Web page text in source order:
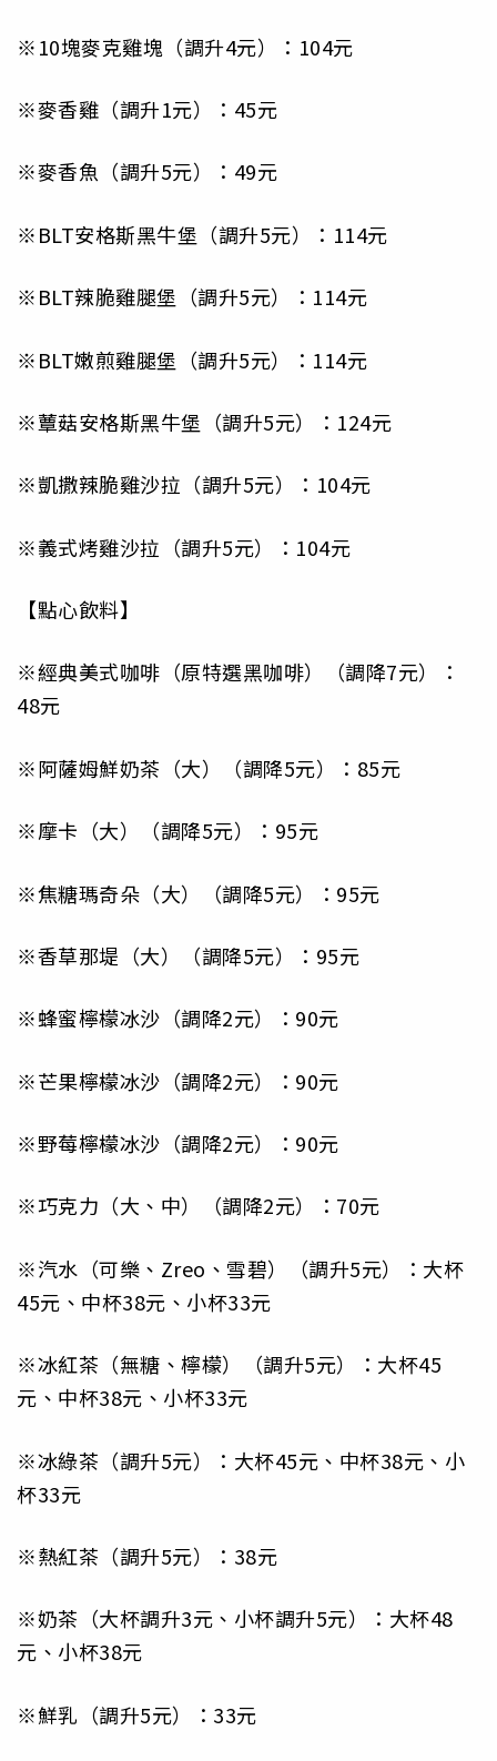
※10塊麥克雞塊（調升4元）：104元
※麥香雞（調升1元）：45元
※麥香魚（調升5元）：49元
※BLT安格斯黑牛堡（調升5元）：114元
※BLT辣脆雞腿堡（調升5元）：114元
※BLT嫩煎雞腿堡（調升5元）：114元
※蕈菇安格斯黑牛堡（調升5元）：124元
※凱撒辣脆雞沙拉（調升5元）：104元
※義式烤雞沙拉（調升5元）：104元
【點心飲料】
※經典美式咖啡（原特選黑咖啡）（調降7元）：
48元
※阿薩姆鮮奶茶（大）（調降5元）：85元
※摩卡（大）（調降5元）：95元
※焦糖瑪奇朵（大）（調降5元）：95元
※香草那堤（大）（調降5元）：95元
※蜂蜜檸檬冰沙（調降2元）：90元
※芒果檸檬冰沙（調降2元）：90元
※野莓檸檬冰沙（調降2元）：90元
※巧克力（大、中）（調降2元）：70元
※汽水（可樂、Zreo、雪碧）（調升5元）：大杯
45元、中杯38元、小杯33元
※冰紅茶（無糖、檸檬）（調升5元）：大杯45
元、中杯38元、小杯33元
※冰綠茶（調升5元）：大杯45元、中杯38元、小
杯33元
※熱紅茶（調升5元）：38元
※奶茶（大杯調升3元、小杯調升5元）：大杯48
元、小杯38元
※鮮乳（調升5元）：33元